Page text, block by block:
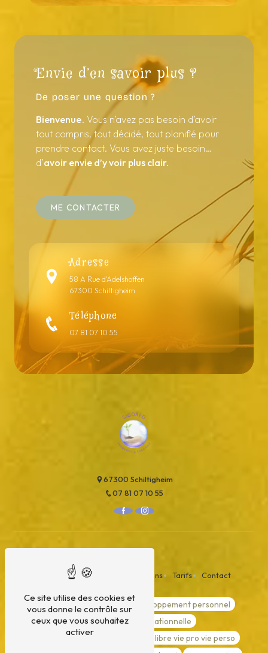
Envie d’en savoir plus ?
De poser une question ?
Bienvenue. Vous n’avez pas besoin d’avoir
tout compris, tout décidé, tout planifié pour
prendre contact. Vous avez juste besoin…
d’avoir envie d’y voir plus clair.
ME CONTACTER
Adresse
58 A Rue d'Adelshoffen
67300 Schiltigheim
Téléphone
07 81 07 10 55
67300 Schiltigheim
07 81 07 10 55
Plan du site
Qui suis-je ? Formations Tarifs Contact
formation coaching
développement personnel
formation transformationnelle
orientation professionnel
equilibre vie pro vie perso
Ce site utilise des cookies et
vous donne le contrôle sur
ceux que vous souhaitez
activer